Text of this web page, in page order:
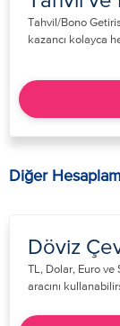
​Tahvil/Bono
kazancı kolayca
Diğer
Döviz
TL, Dolar, Euro ve
aracını